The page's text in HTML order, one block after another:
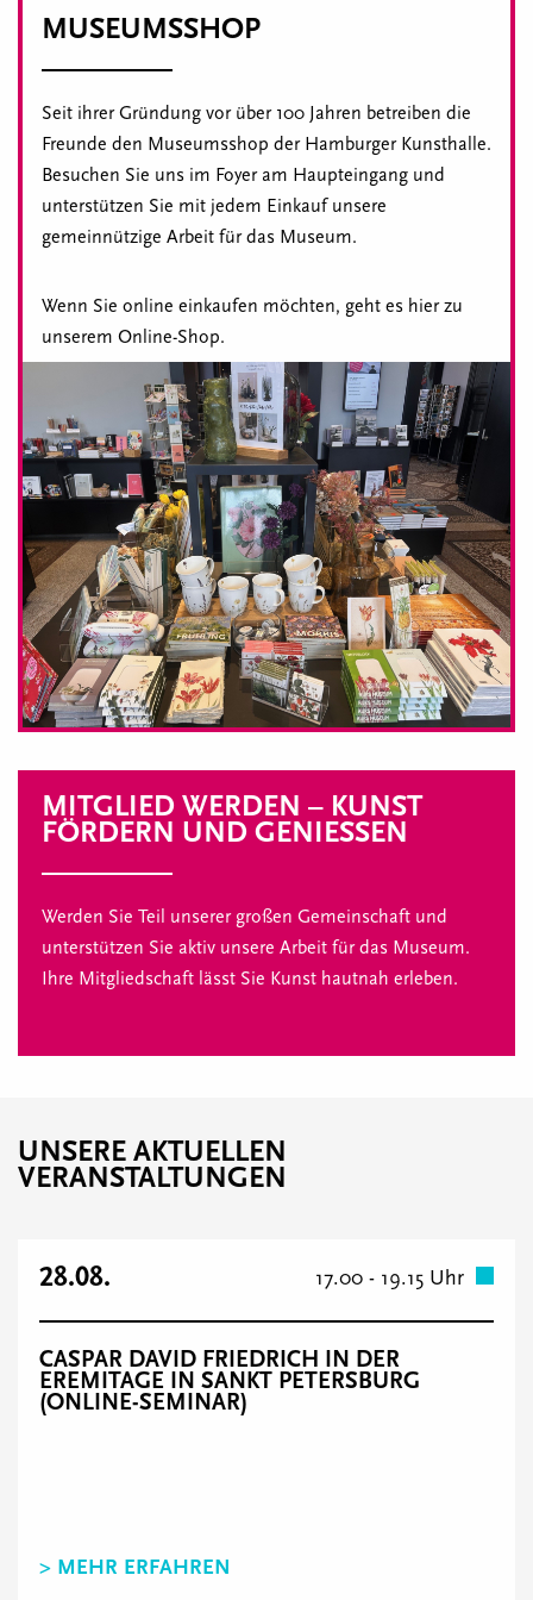
MUSEUMSSHOP
Seit ihrer Gründung vor über 100 Jahren betreiben die
Freunde den Museumsshop der Hamburger Kunsthalle.
Besuchen Sie uns im Foyer am Haupteingang und
unterstützen Sie mit jedem Einkauf unsere
gemeinnützige Arbeit für das Museum.
Wenn Sie online einkaufen möchten, geht es hier zu
unserem Online-Shop.
MITGLIED WERDEN – KUNST
FÖRDERN UND GENIESSEN
Werden Sie Teil unserer großen Gemeinschaft und
unterstützen Sie aktiv unsere Arbeit für das Museum.
Ihre Mitgliedschaft lässt Sie Kunst hautnah erleben.
UNSERE AKTUELLEN
VERANSTALTUNGEN
28.08. 17.00 - 19.15 Uhr
CASPAR DAVID FRIEDRICH IN DER
EREMITAGE IN SANKT PETERSBURG
(ONLINE-SEMINAR)
> MEHR ERFAHREN